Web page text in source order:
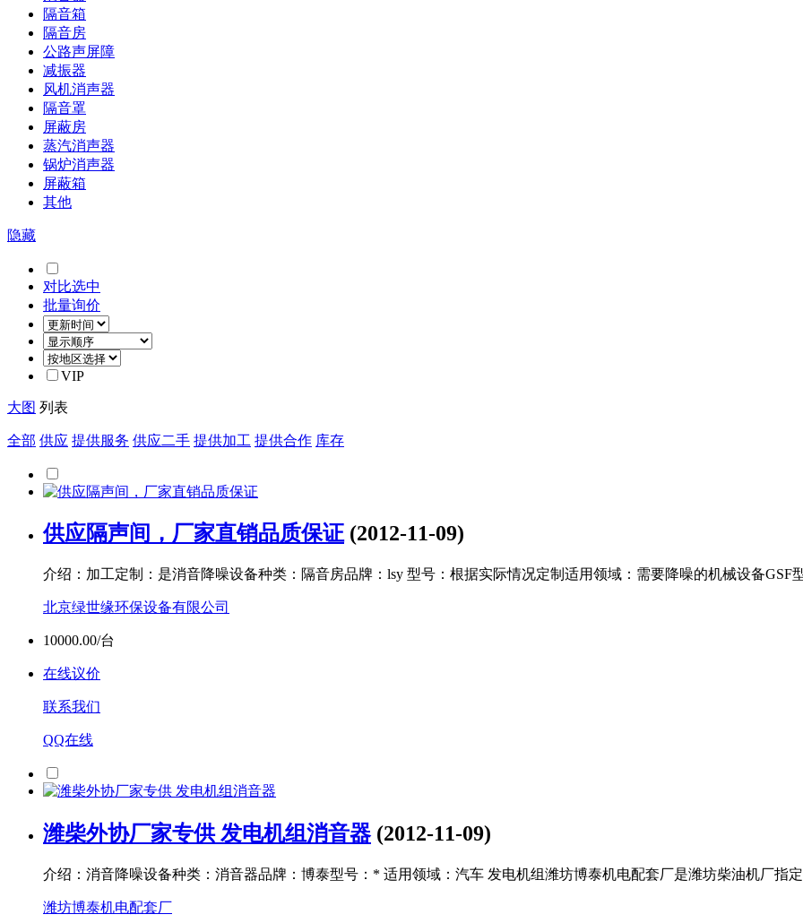
隔音箱
隔音房
公路声屏障
减振器
风机消声器
隔音罩
屏蔽房
蒸汽消声器
锅炉消声器
屏蔽箱
其他
隐藏
对比选中
批量询价
VIP
大图 列表
全部 供应 提供服务 供应二手 提供加工 提供合作 库存
供应隔声间，厂家直销品质保证 (2012-11-09)
介绍：加工定制：是消音降噪设备种类：隔音房品牌：lsy 型号：根据实际情况定制适用领域：需要降噪的机械设备GSF
北京绿世缘环保设备有限公司
10000.00/台
在线议价
联系我们
QQ在线
潍柴外协厂家专供 发电机组消音器 (2012-11-09)
介绍：消音降噪设备种类：消音器品牌：博泰型号：* 适用领域：汽车 发电机组潍坊博泰机电配套厂是潍坊柴油机厂指
潍坊博泰机电配套厂